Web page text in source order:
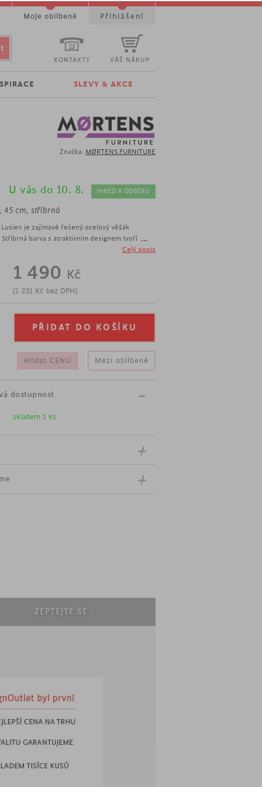
Značka: MØRTENS FURNITURE
U vás do 10. 8. IHNED K ODBĚRU
, 45 cm, stříbrná
je zajímavě řešený ocelový věšák
barva s atraktivním designem tvoří
ozvláštní každou předsíň či chodbu a
policí
...
Celý popis
1 490 Kč
(1 231 Kč bez DPH)
Hlídat CENU Mezi oblíbené
dostupnost
skladem 1 ks
ZEPTEJTE SE
KONTAKTY VÁŠ NÁKUP
SLEVY & AKCE
Moje oblíbené Přihlášení